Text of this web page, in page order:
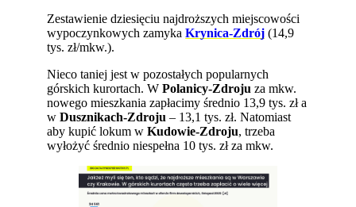
Zestawienie dziesięciu najdroższych miejscowości
wypoczynkowych zamykaKrynica-Zdrój (14,9
tys. zł/mkw.).
Nieco taniej jest w pozostałych popularnych
górskich kurortach. WPolanicy-Zdrojuza mkw.
nowego mieszkania zapłacimy średnio 13,9 tys. zł a
wDusznikach-Zdroju– 13,1 tys. zł. Natomiast
aby kupić lokum wKudowie-Zdroju, trzeba
wyłożyć średnio niespełna 10 tys. zł za mkw.